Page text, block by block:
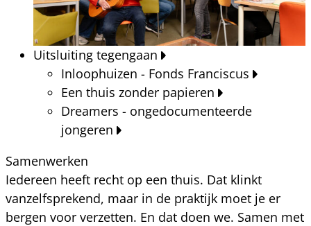
Uitsluiting tegengaan
Inloophuizen - Fonds Franciscus
Een thuis zonder papieren
Dreamers - ongedocumenteerde
jongeren
Samenwerken
Iedereen heeft recht op een thuis. Dat klinkt
vanzelfsprekend, maar in de praktijk moet je er
bergen voor verzetten. En dat doen we. Samen met